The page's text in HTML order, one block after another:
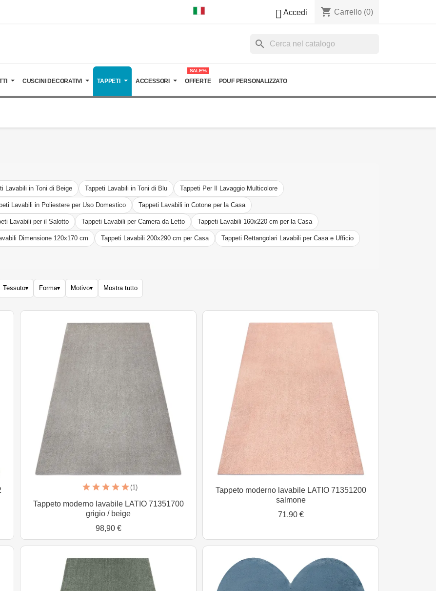
 Accedi shopping_cart Carrello (0)
search
CUSCINI DECORATIVI TAPPETI ACCESSORI OFFERTE
SALE%
POUF PERSONALIZZATO
Lavabili in Toni di Beige Tappeti Lavabili in Toni di Blu Tappeti Per Il Lavaggio Multicolore
Lavabili in Poliestere per Uso Domestico Tappeti Lavabili in Cotone per la Casa
Lavabili per il Salotto Tappeti Lavabili per Camera da Letto Tappeti Lavabili 160x220 cm per la Casa
Dimensione 120x170 cm Tappeti Lavabili 200x290 cm per Casa Tappeti Rettangolari Lavabili per Casa e Ufficio
Tessuto▾ Forma▾ Motivo▾ Mostra tutto
(1)
Tappeto moderno lavabile LATIO 71351700
grigio / beige
98,90 €
Tappeto moderno lavabile LATIO 71351200
salmone
71,90 €